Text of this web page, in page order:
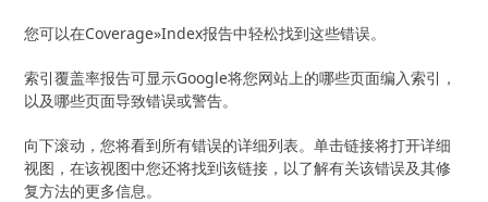
您可以在Coverage»Index报告中轻松找到这些错误。
索引覆盖率报告可显示Google将您网站上的哪些页面编入索引，
以及哪些页面导致错误或警告。
向下滚动，您将看到所有错误的详细列表。单击链接将打开详细
视图，在该视图中您还将找到该链接，以了解有关该错误及其修
复方法的更多信息。